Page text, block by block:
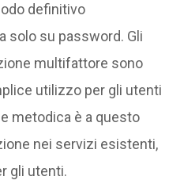
definitivo
solo su password. Gli
multifattore sono
utilizzo per gli utenti
metodica è a questo
nei servizi esistenti,
gli utenti.